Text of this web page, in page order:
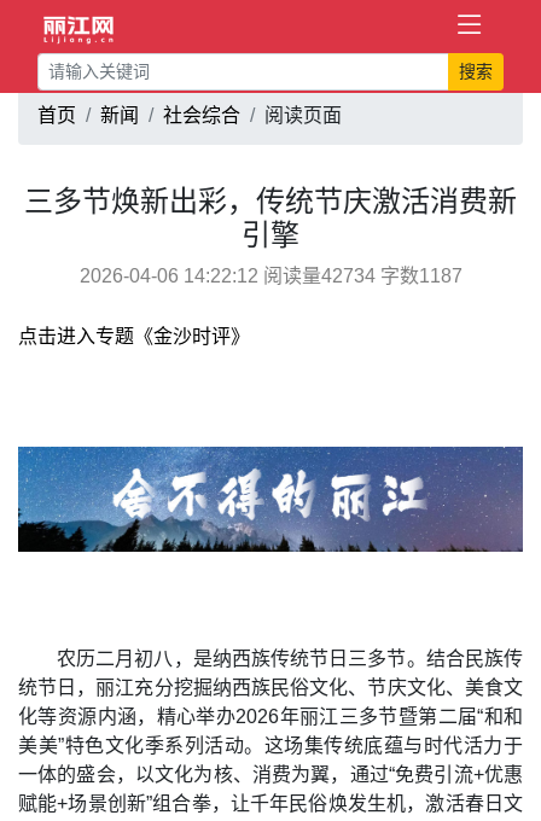
搜索
首页 新闻 社会综合 阅读页面
三多节焕新出彩，传统节庆激活消费新
引擎
2026-04-06 14:22:12 阅读量42734 字数1187
点击进入专题《金沙时评》
农历二月初八，是纳西族传统节日三多节。结合民族传
统节日，丽江充分挖掘纳西族民俗文化、节庆文化、美食文
化等资源内涵，精心举办2026年丽江三多节暨第二届“和和
美美”特色文化季系列活动。这场集传统底蕴与时代活力于
一体的盛会，以文化为核、消费为翼，通过“免费引流+优惠
赋能+场景创新”组合拳，让千年民俗焕发生机，激活春日文